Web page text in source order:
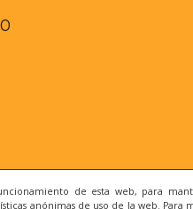
de esta web, para
anónimas de uso de la web. Para